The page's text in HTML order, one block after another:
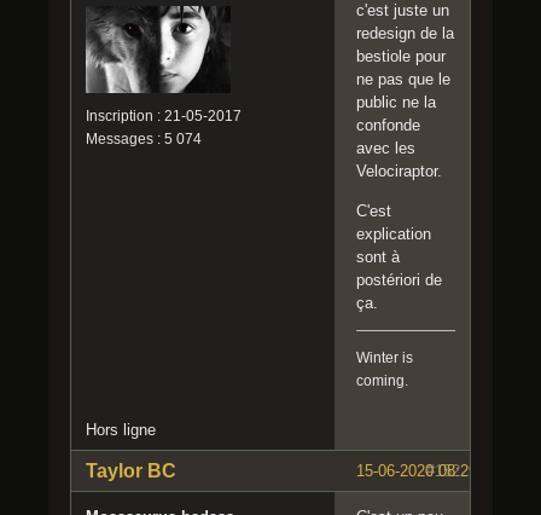
Inscription : 21-05-2017
Messages : 5 074
c'est juste un
redesign de la
bestiole pour
ne pas que le
public ne la
confonde
avec les
Velociraptor.
C'est
explication
sont à
postériori de
ça.
Winter is
coming.
Hors ligne
#152
15-06-2020 08:29:11
Taylor BC